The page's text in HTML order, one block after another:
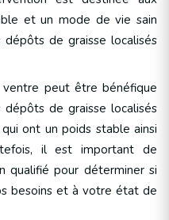
et un mode de vie sain
de graisse localisés
ventre peut être bénéfique
de graisse localisés
ont un poids stable ainsi
il est important de
qualifié pour déterminer si
besoins et à votre état de